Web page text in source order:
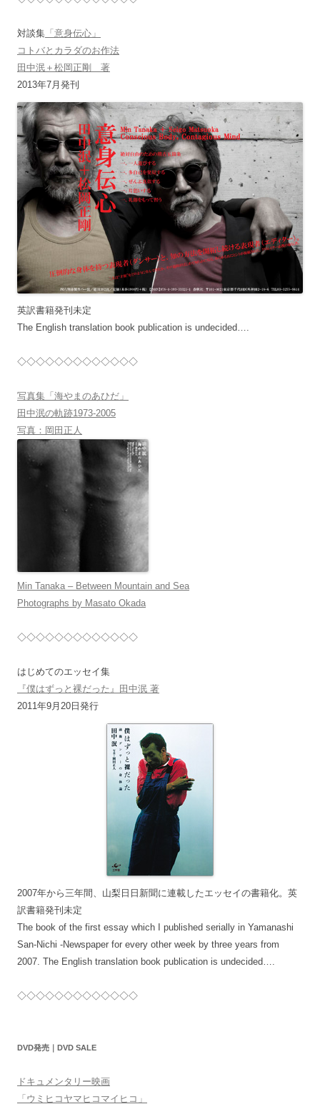
対談集 「意身伝心」
コトバとカラダのお作法
田中泯＋松岡正剛 著
2013年7月発刊
英訳書籍発刊未定
The English translation book publication is undecided….
◇◇◇◇◇◇◇◇◇◇◇◇◇
写真集「海やまのあひだ」
田中泯の軌跡1973-2005
写真：岡田正人
Min Tanaka – Between Mountain and Sea
Photographs by Masato Okada
◇◇◇◇◇◇◇◇◇◇◇◇◇
はじめてのエッセイ集
『僕はずっと裸だった』田中泯 著
2011年9月20日発行
2007年から三年間、山梨日日新聞に連載したエッセイの書籍化。英
訳書籍発刊未定
The book of the first essay which I published serially in Yamanashi
San-Nichi -Newspaper for every other week by three years from
2007. The English translation book publication is undecided….
◇◇◇◇◇◇◇◇◇◇◇◇◇
DVD発売｜DVD SALE
ドキュメンタリー映画
「ウミヒコヤマヒコマイヒコ」